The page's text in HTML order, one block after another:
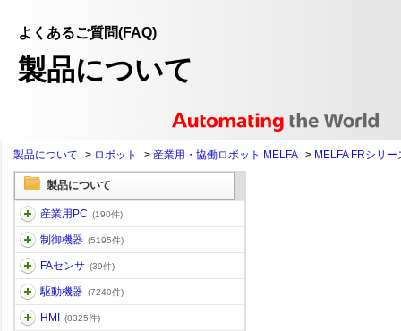
よくあるご質問(FAQ)
製品について
製品について > ロボット > 産業用・協働ロボット MELFA > MELFA FRシリー
製品について
産業用PC (190件)
制御機器 (5195件)
FAセンサ (39件)
駆動機器 (7240件)
HMI (8325件)